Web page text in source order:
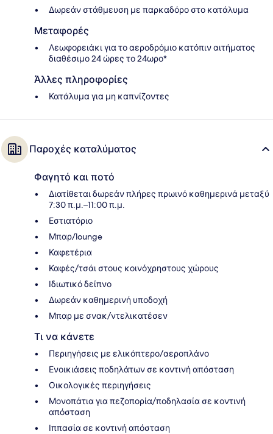
Δωρεάν στάθμευση με παρκαδόρο στο κατάλυμα
Μεταφορές
Λεωφορειάκι για το αεροδρόμιο κατόπιν αιτήματος
διαθέσιμο 24 ώρες το 24ωρο*
Άλλες πληροφορίες
Κατάλυμα για μη καπνίζοντες
Παροχές καταλύματος
Φαγητό και ποτό
Διατίθεται δωρεάν πλήρες πρωινό καθημερινά μεταξύ
7:30 π.μ.–11:00 π.μ.
Εστιατόριο
Μπαρ/lounge
Καφετέρια
Καφές/τσάι στους κοινόχρηστους χώρους
Ιδιωτικό δείπνο
Δωρεάν καθημερινή υποδοχή
Μπαρ με σνακ/ντελικατέσεν
Τι να κάνετε
Περιηγήσεις με ελικόπτερο/αεροπλάνο
Ενοικιάσεις ποδηλάτων σε κοντινή απόσταση
Οικολογικές περιηγήσεις
Μονοπάτια για πεζοπορία/ποδηλασία σε κοντινή
απόσταση
Ιππασία σε κοντινή απόσταση